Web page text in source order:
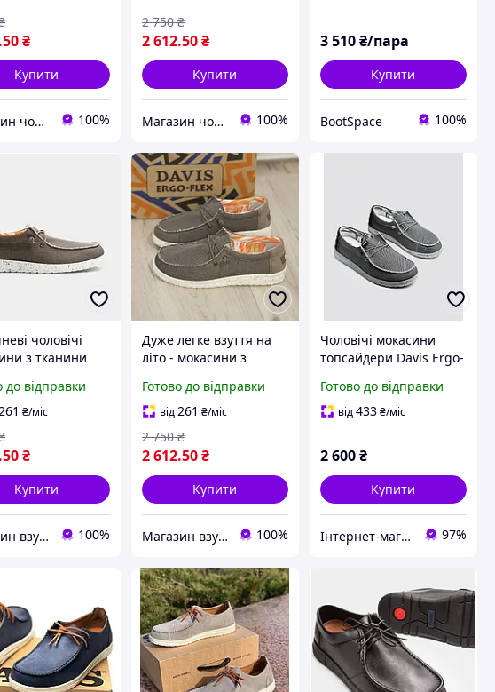
.50₴
Купити
Магазин чоловічого взуття Bims.shoes 100%
2 612.50 ₴
2 750 ₴
Купити
Магазин чоловічого взуття Bims.shoes 100%
3 510₴/пара
Купити
BootSpace 100%
чоловічі
з тканини
до відправки
₴/міс
.50₴
Купити
Магазин взуття Brogue.com.ua 100%
Дуже легке взуття на
літо - мокасини з
Готово до відправки
від261 ₴/міс
2 612.50 ₴
2 750 ₴
Купити
Магазин взуття Brogue.com.ua 100%
Чоловічі мокасини
топсайдери Davis Ergo-
Готово до відправки
від433₴/міс
2 600₴
Купити
Інтернет-магазин «Step Master» 97%